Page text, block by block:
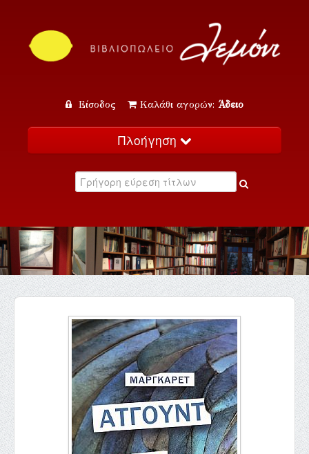
Είσοδος Καλάθι αγορών: Άδειο
Πλοήγηση
Κατάλογος
Εκδηλώσεις
Επικοινωνία